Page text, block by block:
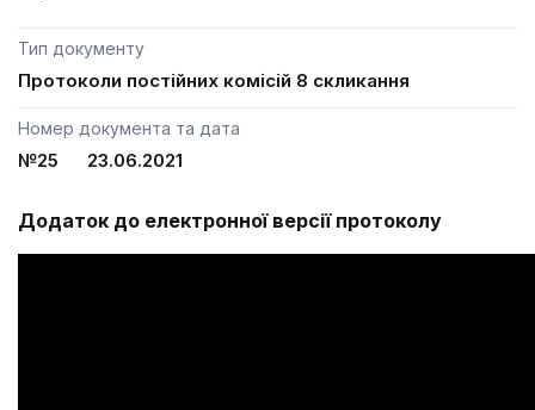
Тип документу
Протоколи постійних комісій 8 скликання
Номер документа та дата
№25 23.06.2021
Додаток до електронної версії протоколу